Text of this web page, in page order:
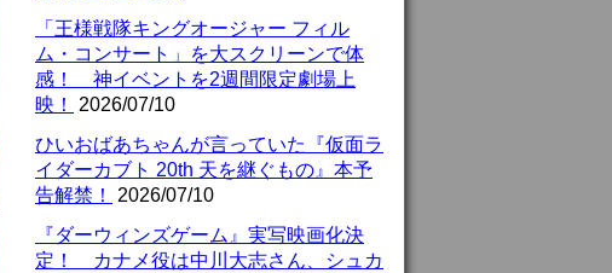
「王様戦隊キングオージャー フィル
ム・コンサート」を大スクリーンで体
感！ 神イベントを2週間限定劇場上
映！
2026/07/10
ひいおばあちゃんが言っていた『仮面ラ
イダーカブト 20th 天を継ぐもの』本予
告解禁！
2026/07/10
『ダーウィンズゲーム』実写映画化決
定！ カナメ役は中川大志さん、シュカ